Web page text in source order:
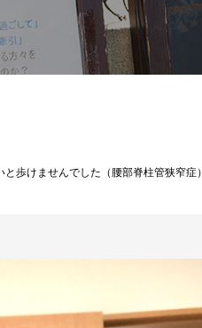
歩けませんでした（腰部脊柱管狭窄症）